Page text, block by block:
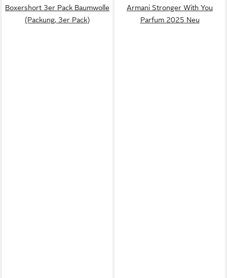
Boxershort 3er Pack Baumwolle
(Packung, 3er Pack)
Armani Stronger With You
Parfum 2025 Neu